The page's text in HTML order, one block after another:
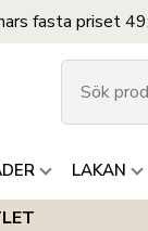
fasta priset
LAKAN